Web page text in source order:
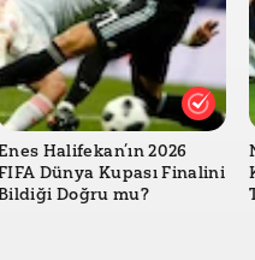
Halifekan’ın 2026
Dünya Kupası Finalini
Doğru mu?